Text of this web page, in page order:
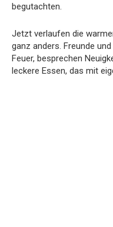
begutachten.
Jetzt verlaufen die
ganz anders. Freunde
Feuer, besprechen
leckere Essen, das mit